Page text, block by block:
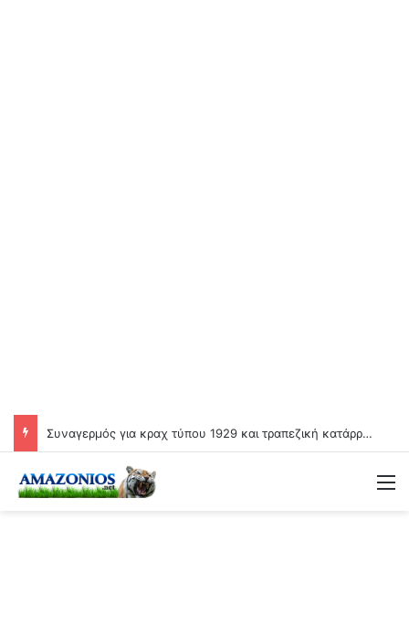
Συναγερμός για κραχ τύπου 1929 και τραπεζική κατάρρευση